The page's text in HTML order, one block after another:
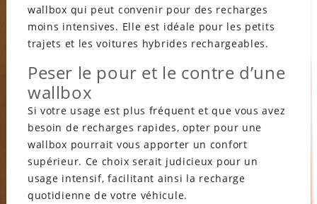
wallbox qui peut convenir pour des recharges
moins intensives. Elle est idéale pour les petits
trajets et les voitures hybrides rechargeables.
Peser le pour et le contre d’une
wallbox
Si votre usage est plus fréquent et que vous avez
besoin de recharges rapides, opter pour une
wallbox pourrait vous apporter un confort
supérieur. Ce choix serait judicieux pour un
usage intensif, facilitant ainsi la recharge
quotidienne de votre véhicule.